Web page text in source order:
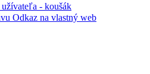
- koušák
Odkaz na vlastný web